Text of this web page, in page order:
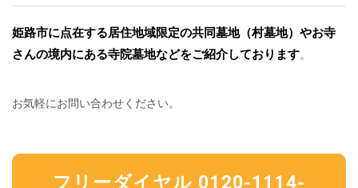
姫路市に点在する居住地域限定の共同墓地（村墓地）やお寺
さんの境内にある寺院墓地などをご紹介しております。
お気軽にお問い合わせください。
フリーダイヤル 0120-1114-